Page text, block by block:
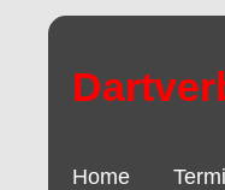
Home